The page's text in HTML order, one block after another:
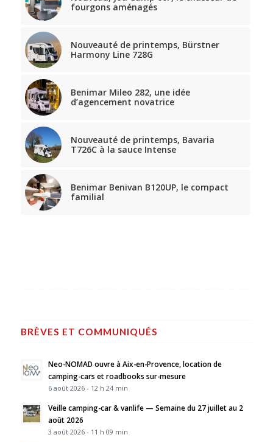
fourgons aménagés
Nouveauté de printemps, Bürstner
Harmony Line 728G
Benimar Mileo 282, une idée
d’agencement novatrice
Nouveauté de printemps, Bavaria
T726C à la sauce Intense
Benimar Benivan B120UP, le compact
familial
BRÈVES ET COMMUNIQUÉS
Neo-NOMAD ouvre à Aix-en-Provence, location de
camping-cars et roadbooks sur-mesure
6 août 2026 - 12 h 24 min
Veille camping-car & vanlife — Semaine du 27 juillet au 2
août 2026
3 août 2026 - 11 h 09 min